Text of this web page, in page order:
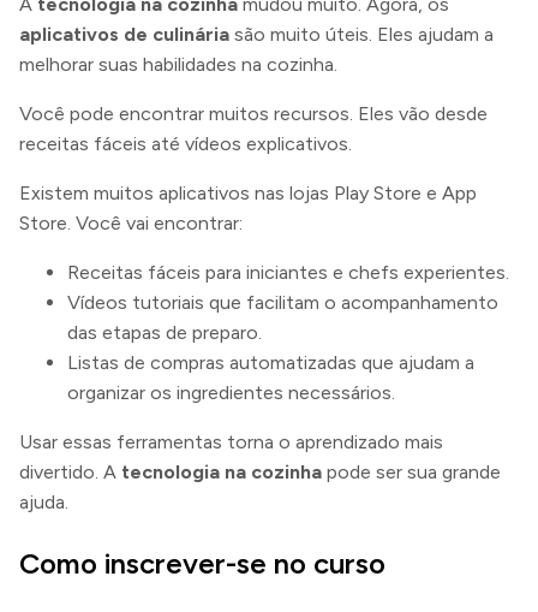
aplicativos de culinária são muito úteis. Eles ajudam a
melhorar suas habilidades na cozinha.
Você pode encontrar muitos recursos. Eles vão desde
receitas fáceis até vídeos explicativos.
Existem muitos aplicativos nas lojas Play Store e App
Store. Você vai encontrar:
Receitas fáceis para iniciantes e chefs experientes.
Vídeos tutoriais que facilitam o acompanhamento
das etapas de preparo.
Listas de compras automatizadas que ajudam a
organizar os ingredientes necessários.
Usar essas ferramentas torna o aprendizado mais
divertido. A tecnologia na cozinha pode ser sua grande
ajuda.
Como inscrever-se no curso